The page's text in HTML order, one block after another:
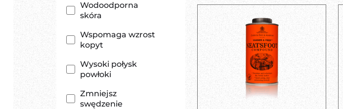
Wodoodporna
skóra
Wspomaga wzrost
kopyt
Wysoki połysk
powłoki
Zmniejsz
swędzenie